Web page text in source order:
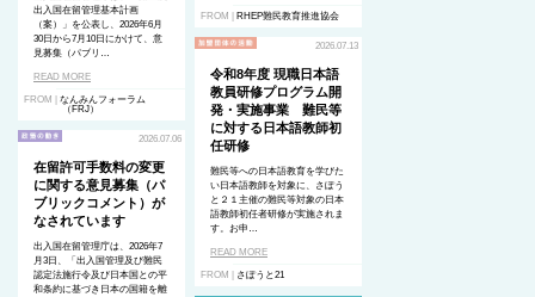
FROM | RHEP難民教育推進協会
出入国在留管理基本計画
（案）」を公表し、2026年6月
30日から7月10日にかけて、意
見募集（パブリ…
READ MORE
FROM | なんみんフォーラム
（FRJ）
2026.07.13
令和8年度 現職日本語
教員研修プログラム開
発・実施事業 難民等
に対する日本語教師初
任研修
難民等への日本語教育を学びた
い日本語教師を対象に、さぽう
と２１主催の難民等対象の日本
語教師初任者研修が実施されま
す。お申…
READ MORE
FROM | さぽうと21
2026.07.06
在留許可手数料の変更
に関する意見募集（パ
ブリックコメント）が
なされています
出入国在留管理庁は、2026年7
月3日、「出入国管理及び難民
認定法施行令及び日本国との平
和条約に基づき日本の国籍を離